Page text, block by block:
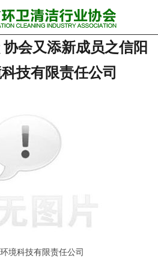
网站首页
协会动态
行业资讯
关于协会
会又添新成员之信阳
技有限责任公司
境科技有限责任公司